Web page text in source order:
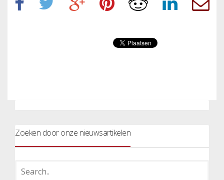
Zoeken door onze nieuwsartikelen